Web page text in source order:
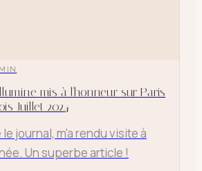
MIN
mis à l'honneur sur Paris
Juillet 2024
journal, m'a rendu visite à
Un superbe article !